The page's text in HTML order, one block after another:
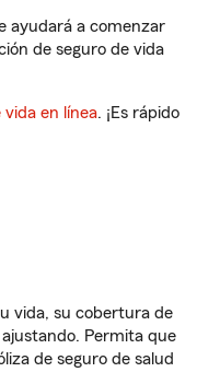
ayudará a comenzar
de seguro de vida
en línea. ¡Es rápido
vida, su cobertura de
Permita que
de seguro de salud